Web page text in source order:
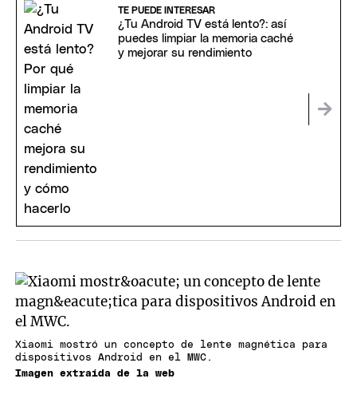
TE PUEDE INTERESAR
¿Tu Android TV está lento?: así
puedes limpiar la memoria caché
y mejorar su rendimiento
Xiaomi mostró un concepto de lente magnética para
dispositivos Android en el MWC.
Imagen extraída de la web